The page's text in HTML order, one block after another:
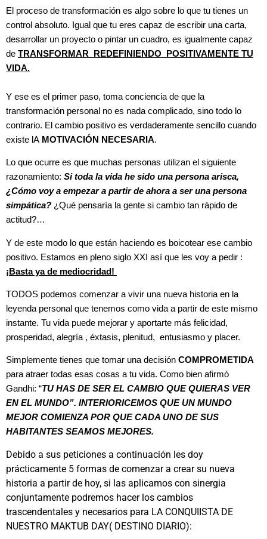
El proceso de transformación es algo sobre lo que tu tienes un
control absoluto. Igual que tu eres capaz de escribir una carta,
desarrollar un proyecto o pintar un cuadro, es igualmente capaz
de TRANSFORMAR REDEFINIENDO POSITIVAMENTE TU
VIDA.
Y ese es el primer paso, toma conciencia de que la
transformación personal no es nada complicado, sino todo lo
contrario. El cambio positivo es verdaderamente sencillo cuando
existe lA MOTIVACIÓN NECESARIA.
Lo que ocurre es que muchas personas utilizan el siguiente
razonamiento: Si toda la vida he sido una persona arisca,
¿Cómo voy a empezar a partir de ahora a ser una persona
simpática? ¿Qué pensaría la gente si cambio tan rápido de
actitud?…
Y de este modo lo que están haciendo es boicotear ese cambio
positivo. Estamos en pleno siglo XXI así que les voy a pedir :
¡Basta ya de mediocridad!
TODOS podemos comenzar a vivir una nueva historia en la
leyenda personal que tenemos como vida a partir de este mismo
instante. Tu vida puede mejorar y aportarte más felicidad,
prosperidad, alegría , éxtasis, plenitud, entusiasmo y placer.
Simplemente tienes que tomar una decisión COMPROMETIDA
para atraer todas esas cosas a tu vida. Como bien afirmó
Gandhi: “TU HAS DE SER EL CAMBIO QUE QUIERAS VER
EN EL MUNDO”. INTERIORICEMOS QUE UN MUNDO
MEJOR COMIENZA POR QUE CADA UNO DE SUS
HABITANTES SEAMOS MEJORES.
Debido a sus peticiones a continuación les doy
prácticamente 5 formas de comenzar a crear su nueva
historia a partir de hoy, si las aplicamos con sinergia
conjuntamente podremos hacer los cambios
trascendentales y necesarios para LA CONQUIISTA DE
NUESTRO MAKTUB DAY( DESTINO DIARIO):